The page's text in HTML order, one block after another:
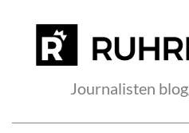
Journalisten